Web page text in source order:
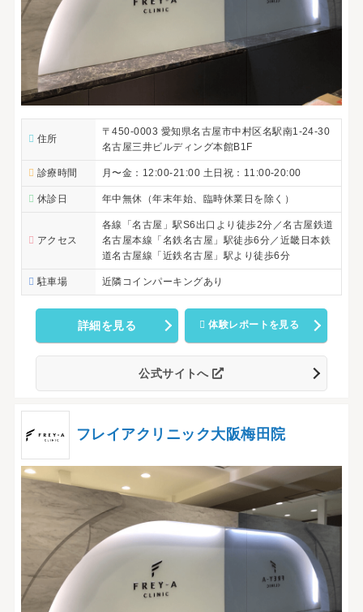
住所
〒450-0003 愛知県名古屋市中村区名駅南1-24-30
名古屋三井ビルディング本館B1F
診療時間 月〜金：12:00-21:00 土日祝：11:00-20:00
休診日 年中無休（年末年始、臨時休業日を除く）
アクセス
各線「名古屋」駅S6出口より徒歩2分／名古屋鉄道
名古屋本線「名鉄名古屋」駅徒歩6分／近畿日本鉄
道名古屋線「近鉄名古屋」駅より徒歩6分
駐車場 近隣コインパーキングあり
詳細を見る 体験レポートを見る
公式サイトへ
フレイアクリニック大阪梅田院